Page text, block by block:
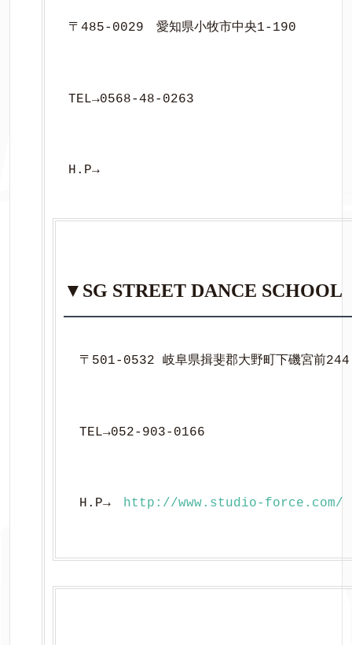
〒485-0029　愛知県小牧市中央1-190
TEL→0568-48-0263
H.P→
▼SG STREET DANCE SCHOOL
〒501-0532 岐阜県揖斐郡大野町下磯宮前244
TEL→052-903-0166
H.P→ http://www.studio-force.com/